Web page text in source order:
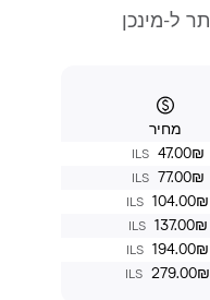
ILS
ILS
ILS
ILS
ILS
ILS